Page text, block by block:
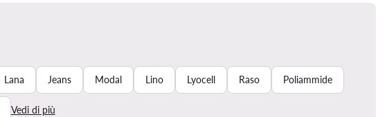
Lana Jeans Modal Lino Lyocell Raso Poliammide
Vedi di più